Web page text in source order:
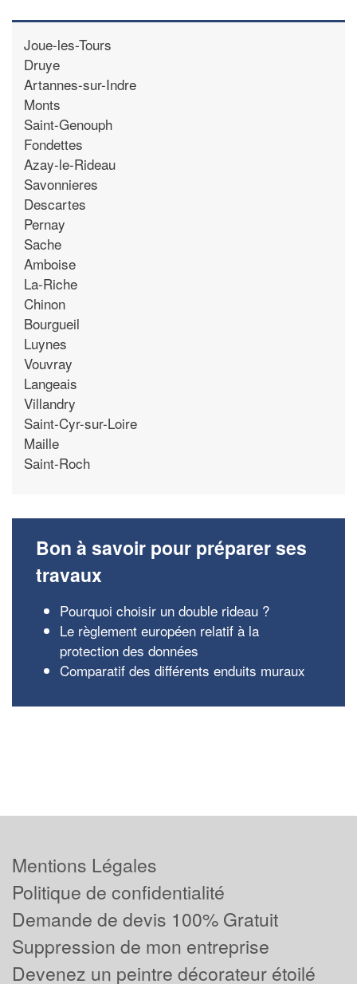
Joue-les-Tours
Druye
Artannes-sur-Indre
Monts
Saint-Genouph
Fondettes
Azay-le-Rideau
Savonnieres
Descartes
Pernay
Sache
Amboise
La-Riche
Chinon
Bourgueil
Luynes
Vouvray
Langeais
Villandry
Saint-Cyr-sur-Loire
Maille
Saint-Roch
Bon à savoir pour préparer ses
travaux
Pourquoi choisir un double rideau ?
Le règlement européen relatif à la
protection des données
Comparatif des différents enduits muraux
Mentions Légales
Politique de confidentialité
Demande de devis 100% Gratuit
Suppression de mon entreprise
Devenez un peintre décorateur étoilé